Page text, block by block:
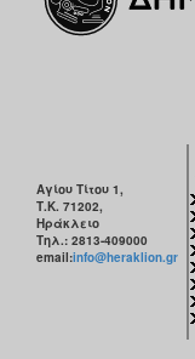
Αγίου Τίτου 1,
Τ.Κ. 71202,
Ηράκλειο
Τηλ.: 2813-409000
email:info@heraklion.gr